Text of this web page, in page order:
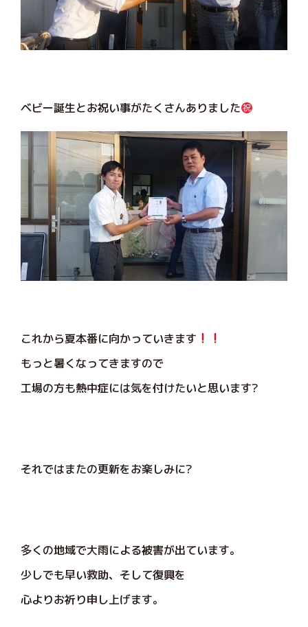
ベビー誕生とお祝い事がたくさんありました
これから夏本番に向かっていきます
もっと暑くなってきますので
工場の方も熱中症には気を付けたいと思います?
それではまたの更新をお楽しみに?
多くの地域で大雨による被害が出ています。
少しでも早い救助、そして復興を
心よりお祈り申し上げます。